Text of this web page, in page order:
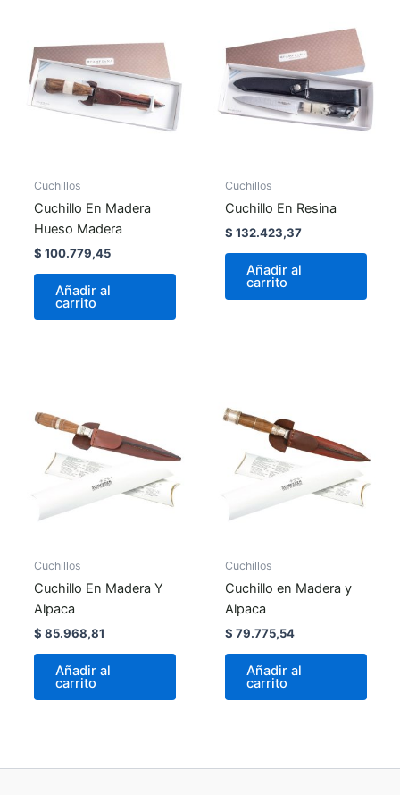
Cuchillos
Cuchillo En Madera
Hueso Madera
$ 100.779,45
Añadir al
carrito
Cuchillos
Cuchillo En Resina
$ 132.423,37
Añadir al
carrito
Cuchillos
Cuchillo En Madera Y
Alpaca
$ 85.968,81
Añadir al
carrito
Cuchillos
Cuchillo en Madera y
Alpaca
$ 79.775,54
Añadir al
carrito